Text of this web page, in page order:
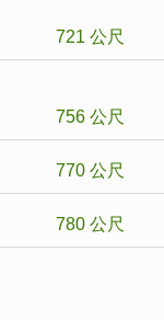
721 公尺
756 公尺
770 公尺
780 公尺